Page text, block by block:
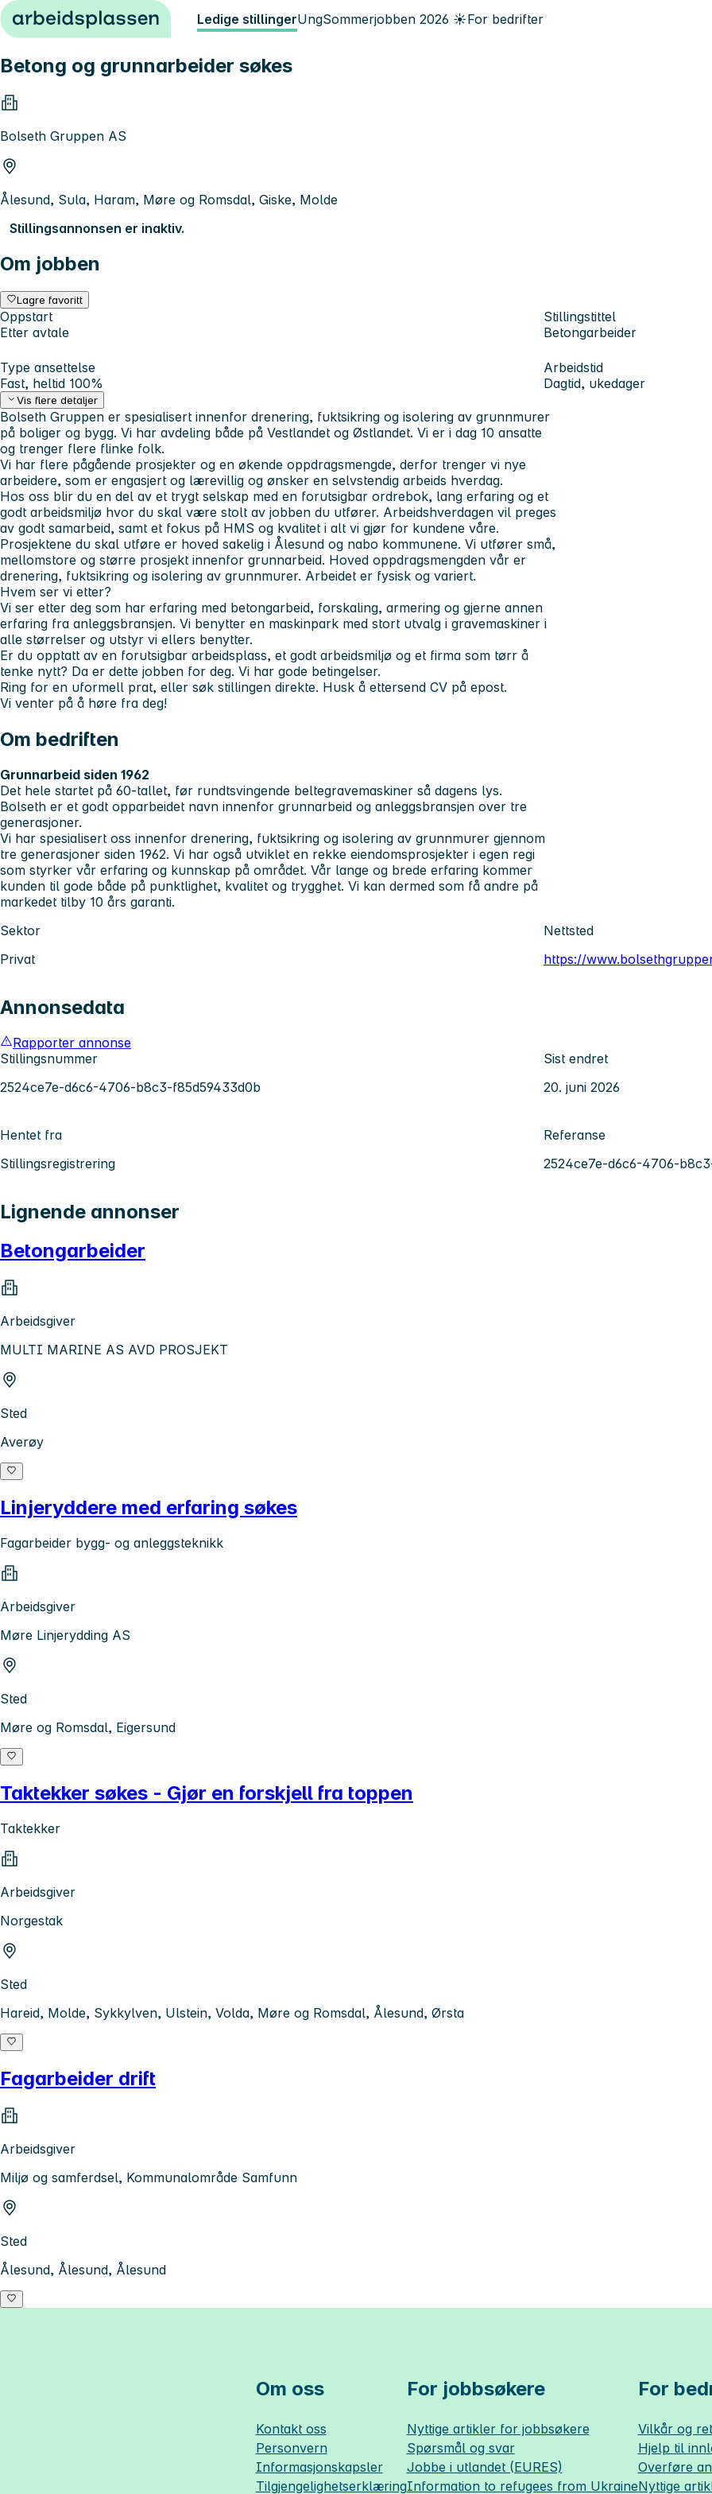
Hopp til innhold Ledige stillingerUngSommerjobben 2026 ☀️For bedrifter
Betong og grunnarbeider søkes
Bolseth Gruppen AS
Ålesund, Sula, Haram, Møre og Romsdal, Giske, Molde
Stillingsannonsen er inaktiv.
Om jobben
Lagre favoritt
Oppstart
Etter avtale
Stillingstittel
Betongarbeider
Type ansettelse
Fast, heltid 100%
Arbeidstid
Dagtid, ukedager
Vis flere detaljer
Bolseth Gruppen er spesialisert innenfor drenering, fuktsikring og isolering av grunnmurer
på boliger og bygg. Vi har avdeling både på Vestlandet og Østlandet. Vi er i dag 10 ansatte
og trenger flere flinke folk.
Vi har flere pågående prosjekter og en økende oppdragsmengde, derfor trenger vi nye
arbeidere, som er engasjert og lærevillig og ønsker en selvstendig arbeids hverdag.
Hos oss blir du en del av et trygt selskap med en forutsigbar ordrebok, lang erfaring og et
godt arbeidsmiljø hvor du skal være stolt av jobben du utfører. Arbeidshverdagen vil preges
av godt samarbeid, samt et fokus på HMS og kvalitet i alt vi gjør for kundene våre.
Prosjektene du skal utføre er hoved sakelig i Ålesund og nabo kommunene. Vi utfører små,
mellomstore og større prosjekt innenfor grunnarbeid. Hoved oppdragsmengden vår er
drenering, fuktsikring og isolering av grunnmurer. Arbeidet er fysisk og variert.
Hvem ser vi etter?
Vi ser etter deg som har erfaring med betongarbeid, forskaling, armering og gjerne annen
erfaring fra anleggsbransjen. Vi benytter en maskinpark med stort utvalg i gravemaskiner i
alle størrelser og utstyr vi ellers benytter.
Er du opptatt av en forutsigbar arbeidsplass, et godt arbeidsmiljø og et firma som tørr å
tenke nytt? Da er dette jobben for deg. Vi har gode betingelser.
Ring for en uformell prat, eller søk stillingen direkte. Husk å ettersend CV på epost.
Vi venter på å høre fra deg!
Om bedriften
Grunnarbeid siden 1962
Det hele startet på 60-tallet, før rundtsvingende beltegravemaskiner så dagens lys.
Bolseth er et godt opparbeidet navn innenfor grunnarbeid og anleggsbransjen over tre
generasjoner.
Vi har spesialisert oss innenfor drenering, fuktsikring og isolering av grunnmurer gjennom
tre generasjoner siden 1962. Vi har også utviklet en rekke eiendomsprosjekter i egen regi
som styrker vår erfaring og kunnskap på området. Vår lange og brede erfaring kommer
kunden til gode både på punktlighet, kvalitet og trygghet. Vi kan dermed som få andre på
markedet tilby 10 års garanti.
Sektor
Privat
Nettsted
https://
Annonsedata
Rapporter annonse
Stillingsnummer
2524ce7e-d6c6-4706-b8c3-f85d59433d0b
Sist endret
20. juni 2026
Hentet fra
Stillingsregistrering
Referanse
2524ce7e-d6c6-4706-
Lignende annonser
Betongarbeider
Arbeidsgiver
MULTI MARINE AS AVD PROSJEKT
Sted
Averøy
Linjeryddere med erfaring søkes
Fagarbeider bygg- og anleggsteknikk
Arbeidsgiver
Møre Linjerydding AS
Sted
Møre og Romsdal, Eigersund
Taktekker søkes - Gjør en forskjell fra toppen
Taktekker
Arbeidsgiver
Norgestak
Sted
Hareid, Molde, Sykkylven, Ulstein, Volda, Møre og Romsdal, Ålesund, Ørsta
Fagarbeider drift
Arbeidsgiver
Miljø og samferdsel, Kommunalområde Samfunn
Sted
Ålesund, Ålesund, Ålesund
Om oss
Kontakt oss
Personvern
Informasjonskapsler
Tilgjengelighetserklæring
For jobbsøkere
Nyttige artikler for jobbsøkere
Spørsmål og svar
Jobbe i utlandet (EURES)
Information to refugees from Ukraine
For
Vilkår og
Hjelp til
Overføre
Nyttige